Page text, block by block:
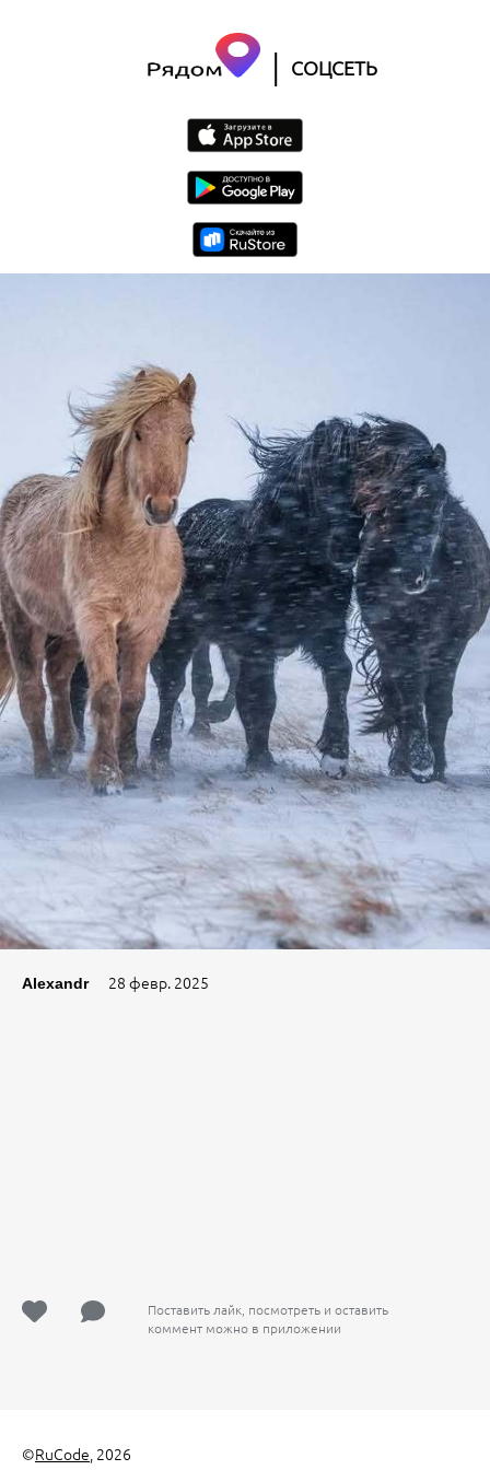
| СОЦСЕТЬ
Alexandr28 февр. 2025
Поставить лайк, посмотреть и оставить
коммент можно в приложении
©RuCode, 2026